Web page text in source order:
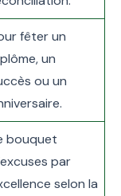
fêter un
un
ou un
bouquet
par
selon la